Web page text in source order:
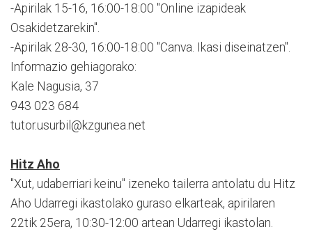
-Apirilak 15-16, 16:00-18:00 "Online izapideak
Osakidetzarekin".
-Apirilak 28-30, 16:00-18:00 "Canva. Ikasi diseinatzen".
Informazio gehiagorako:
Kale Nagusia, 37
943 023 684
tutor.usurbil@kzgunea.net
Hitz Aho
"Xut, udaberriari keinu" izeneko tailerra antolatu du Hitz
Aho Udarregi ikastolako guraso elkarteak, apirilaren
22tik 25era, 10:30-12:00 artean Udarregi ikastolan.